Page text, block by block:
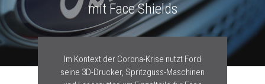
mit Face Shields
Im Kontext der Corona-Krise nutzt Ford
seine 3D-Drucker, Spritzguss-Maschinen